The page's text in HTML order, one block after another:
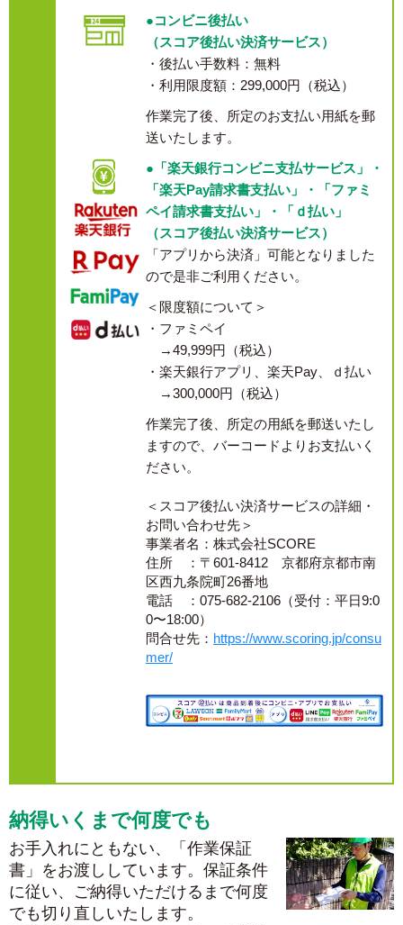
●コンビニ後払い
（スコア後払い決済サービス）
・後払い手数料：無料
・利用限度額：299,000円（税込）
作業完了後、所定のお支払い用紙を郵
送いたします。
●「楽天銀行コンビニ支払サービス」・
「楽天Pay請求書支払い」・「ファミ
ペイ請求書支払い」・「ｄ払い」
（スコア後払い決済サービス）
「アプリから決済」可能となりました
ので是非ご利用ください。
＜限度額について＞
・ファミペイ
→49,999円（税込）
・楽天銀行アプリ、楽天Pay、ｄ払い
→300,000円（税込）
作業完了後、所定の用紙を郵送いたし
ますので、バーコードよりお支払いく
ださい。
＜スコア後払い決済サービスの詳細・
お問い合わせ先＞
事業者名：株式会社SCORE
住所 ：〒601-8412 京都府京都市南
区西九条院町26番地
電話 ：075-682-2106（受付：平日9:0
0〜18:00）
問合せ先： https://www.scoring.jp/consu
mer/
納得いくまで何度でも
お手入れにともない、「作業保証
書」をお渡ししています。保証条件
に従い、ご納得いただけるまで何度
でも切り直しいたします。